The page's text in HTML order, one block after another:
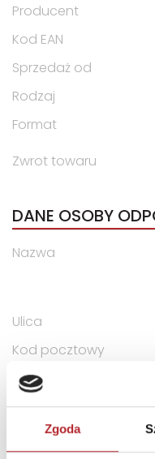
Zgoda
Producent
Kod EAN
Sprzedaż od
Rodzaj
Format
Zwrot towaru
DANE OSOBY
Nazwa
Ulica
Kod pocztowy
Miasto
E-mail